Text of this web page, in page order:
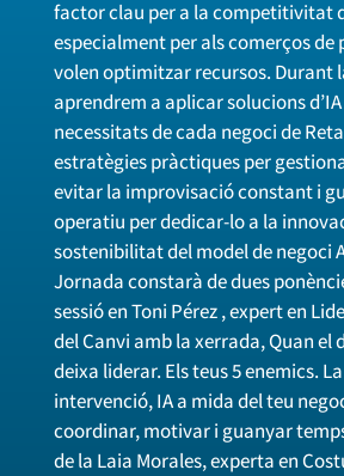
factor clau per a la competitivitat
especialment per als comerços
volen optimitzar recursos. Durant
aprendrem a aplicar solucions
necessitats de cada negoci de
estratègies pràctiques per
evitar la improvisació constant i
operatiu per dedicar-lo a la
sostenibilitat del model de negoci
Jornada constarà de dues
sessió en Toni Pérez , expert en
del Canvi amb la xerrada, Quan el
deixa liderar. Els teus 5 enemics.
intervenció, IA a mida del teu
coordinar, motivar i guanyar
de la Laia Morales, experta en